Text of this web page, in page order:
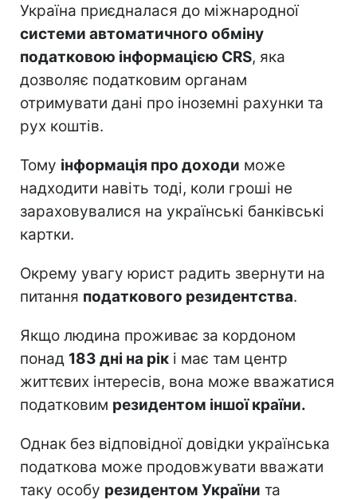
Україна приєдналася до міжнародної
системи автоматичного обміну
податковою інформацією CRS, яка
дозволяє податковим органам
отримувати дані про іноземні рахунки та
рух коштів.
Тому інформація про доходи може
надходити навіть тоді, коли гроші не
зараховувалися на українські банківські
картки.
Окрему увагу юрист радить звернути на
питання податкового резидентства.
Якщо людина проживає за кордоном
понад 183 дні на рік і має там центр
життєвих інтересів, вона може вважатися
податковим резидентом іншої країни.
Однак без відповідної довідки українська
податкова може продовжувати вважати
таку особу резидентом України та